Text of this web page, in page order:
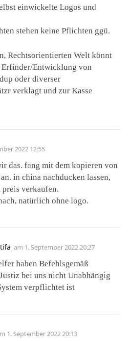
einwickelte Logos und
stehen keine Pflichten ggü.
Rechtsorientierten Welt könnt
Erfinder/Entwicklung von
oder diverser
verklagt und zur Kasse
2022 12:55
das. fang mit dem kopieren von
in china nachducken lassen,
preis verkaufen.
natürlich ohne logo.
am 1. September 2022 20:27
haben Befehlsgemäß
bei uns nicht Unabhängig
verpflichtet ist
1. September 2022 20:13